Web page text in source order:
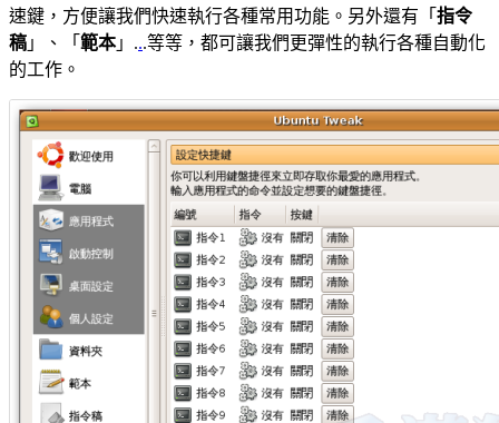
速鍵，方便讓我們快速執行各種常用功能。另外還有「 指令
稿 」、「 範本」...等等，都可讓我們更彈性的執行各種自動化
的工作。